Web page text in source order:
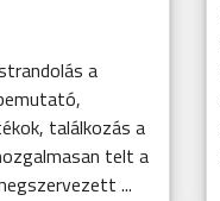
a
találkozás a
telt a
...